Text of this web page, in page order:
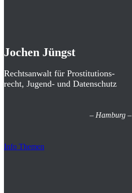
Jochen Jüngst
Rechtsanwalt für Prostitutions-
recht, Jugend- und Datenschutz
– Hamburg–
Info Themen